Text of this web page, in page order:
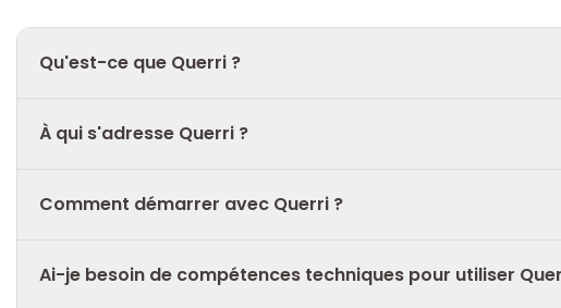
Qu'est-ce que Querri ?
À qui s'adresse Querri ?
Comment démarrer avec Querri ?
Ai-je besoin de compétences techniques pour utiliser